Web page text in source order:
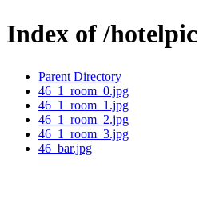
Index of /
Parent Directory
46_1_room_0.jpg
46_1_room_1.jpg
46_1_room_2.jpg
46_1_room_3.jpg
46_bar.jpg